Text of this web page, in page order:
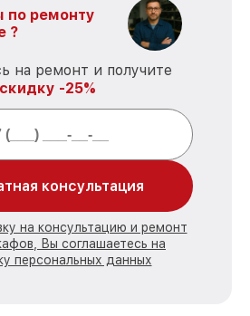
по ремонту
?
на ремонт и получите
скидку -25%
консультация
на консультацию и ремонт
Вы соглашаетесь на
персональных данных